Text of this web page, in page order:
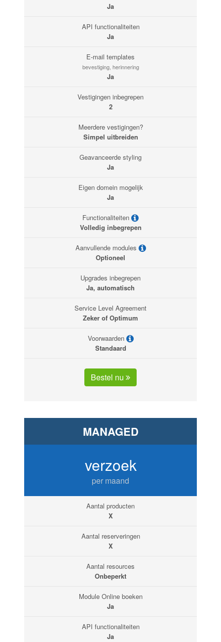
Ja
API functionaliteiten
Ja
E-mail templates
bevestiging, herinnering
Ja
Vestigingen inbegrepen
2
Meerdere vestigingen?
Simpel uitbreiden
Geavanceerde styling
Ja
Eigen domein mogelijk
Ja
Functionaliteiten
Volledig inbegrepen
Aanvullende modules
Optioneel
Upgrades inbegrepen
Ja, automatisch
Service Level Agreement
Zeker of Optimum
Voorwaarden
Standaard
Bestel nu
MANAGED
verzoek
per maand
Aantal producten
X
Aantal reserveringen
X
Aantal resources
Onbeperkt
Module Online boeken
Ja
API functionaliteiten
Ja